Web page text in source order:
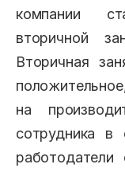
компании
вторичной
Вторичная
на
сотрудника в
работодатели